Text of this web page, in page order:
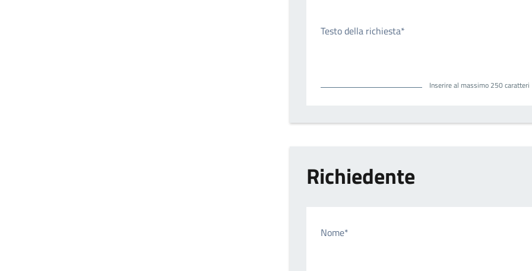
Testo della richiesta*
Inserire al massimo 250 caratteri
Richiedente
Nome*